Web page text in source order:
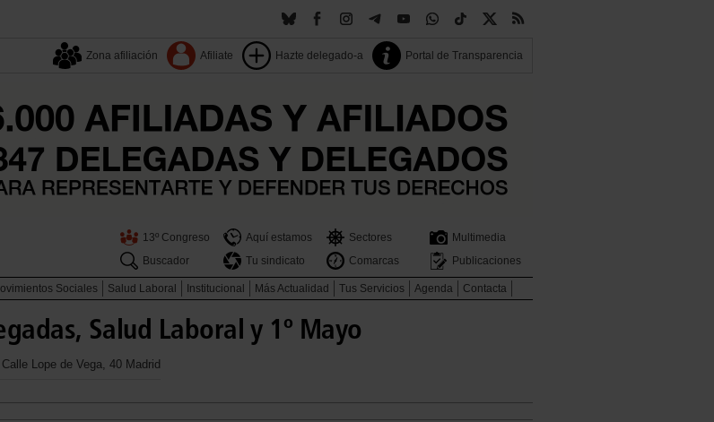
Zona afiliación Afiliate Hazte delegado-a Portal de Transparencia
13º Congreso Aquí estamos Sectores
Multimedia
Buscador
Tu sindicato Comarcas Publicaciones
Sociales Salud Laboral Institucional Más Actualidad Tus Servicios Agenda Contacta
Salud Laboral y 1º Mayo
Lope de Vega, 40 Madrid